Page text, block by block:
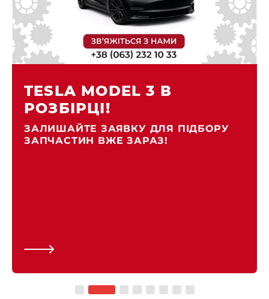
TESLA MODEL 3 В
РОЗБІРЦІ!
ЗАЛИШАЙТЕ ЗАЯВКУ ДЛЯ ПІДБОРУ
ЗАПЧАСТИН ВЖЕ ЗАРАЗ!